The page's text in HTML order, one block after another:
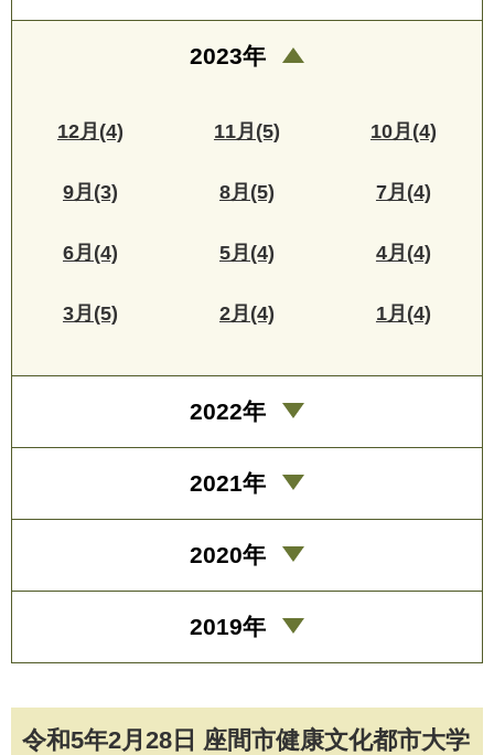
令和5年2月28日 座間市健康文化都市大学
2023年
12月(4) 11月(5) 10月(4)
9月(3) 8月(5) 7月(4)
6月(4) 5月(4) 4月(4)
3月(5) 2月(4) 1月(4)
2022年
2021年
2020年
2019年